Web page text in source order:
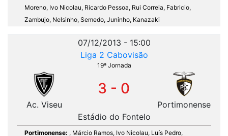
Moreno, Ivo Nicolau, Ricardo Pessoa, Rui Correia, Fabricio,
Zambujo, Nelsinho, Semedo, Juninho, Kanazaki
07/12/2013 - 15:00
Liga 2 Cabovisão
19ª Jornada
Ac. Viseu
3 - 0
Portimonense
Estádio do Fontelo
Portimonense: , Márcio Ramos, Ivo Nicolau, Luís Pedro,